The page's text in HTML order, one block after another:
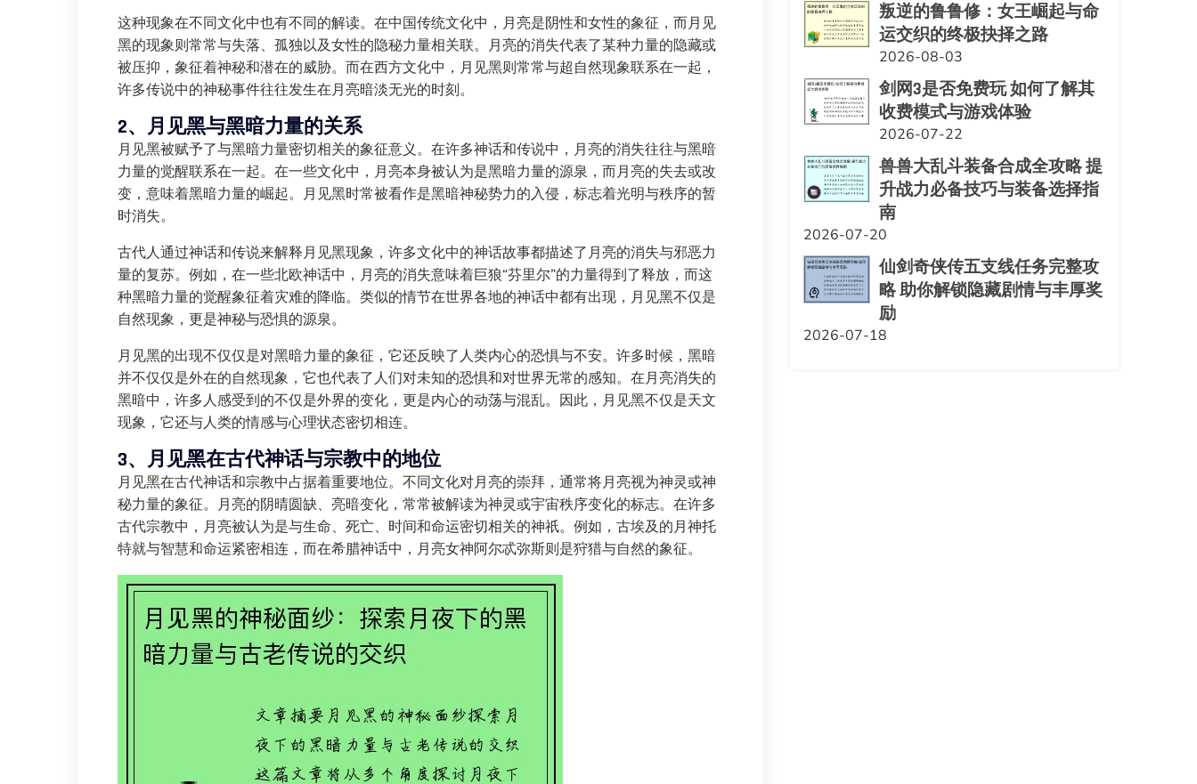
这种现象在不同文化中也有不同的解读。在中国传统文化中，月亮是阴性和女性的象征，而月见
黑的现象则常常与失落、孤独以及女性的隐秘力量相关联。月亮的消失代表了某种力量的隐藏或
被压抑，象征着神秘和潜在的威胁。而在西方文化中，月见黑则常常与超自然现象联系在一起，
许多传说中的神秘事件往往发生在月亮暗淡无光的时刻。
2、月见黑与黑暗力量的关系
月见黑被赋予了与黑暗力量密切相关的象征意义。在许多神话和传说中，月亮的消失往往与黑暗
力量的觉醒联系在一起。在一些文化中，月亮本身被认为是黑暗力量的源泉，而月亮的失去或改
变，意味着黑暗力量的崛起。月见黑时常被看作是黑暗神秘势力的入侵，标志着光明与秩序的暂
时消失。
古代人通过神话和传说来解释月见黑现象，许多文化中的神话故事都描述了月亮的消失与邪恶力
量的复苏。例如，在一些北欧神话中，月亮的消失意味着巨狼“芬里尔”的力量得到了释放，而这
种黑暗力量的觉醒象征着灾难的降临。类似的情节在世界各地的神话中都有出现，月见黑不仅是
自然现象，更是神秘与恐惧的源泉。
月见黑的出现不仅仅是对黑暗力量的象征，它还反映了人类内心的恐惧与不安。许多时候，黑暗
并不仅仅是外在的自然现象，它也代表了人们对未知的恐惧和对世界无常的感知。在月亮消失的
黑暗中，许多人感受到的不仅是外界的变化，更是内心的动荡与混乱。因此，月见黑不仅是天文
现象，它还与人类的情感与心理状态密切相连。
3、月见黑在古代神话与宗教中的地位
月见黑在古代神话和宗教中占据着重要地位。不同文化对月亮的崇拜，通常将月亮视为神灵或神
秘力量的象征。月亮的阴晴圆缺、亮暗变化，常常被解读为神灵或宇宙秩序变化的标志。在许多
古代宗教中，月亮被认为是与生命、死亡、时间和命运密切相关的神祇。例如，古埃及的月神托
特就与智慧和命运紧密相连，而在希腊神话中，月亮女神阿尔忒弥斯则是狩猎与自然的象征。
叛逆的鲁鲁修：女王崛起与命
运交织的终极抉择之路
2026-08-03
剑网3是否免费玩 如何了解其
收费模式与游戏体验
2026-07-22
兽兽大乱斗装备合成全攻略 提
升战力必备技巧与装备选择指
南
2026-07-20
仙剑奇侠传五支线任务完整攻
略 助你解锁隐藏剧情与丰厚奖
励
2026-07-18